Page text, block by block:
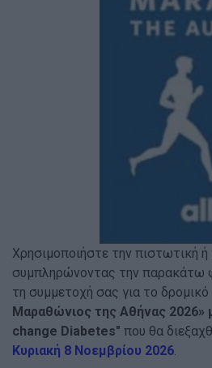
Χρησιμοποιήστε την πιστωτική
συμπληρώνοντας την παρακάτω
τη συμμετοχή σας για το δρομικό
Μαραθώνιος της Αθήνας 2026»
change Diabetes" που θα
Κυριακή 8 Νοεμβρίου 2026.